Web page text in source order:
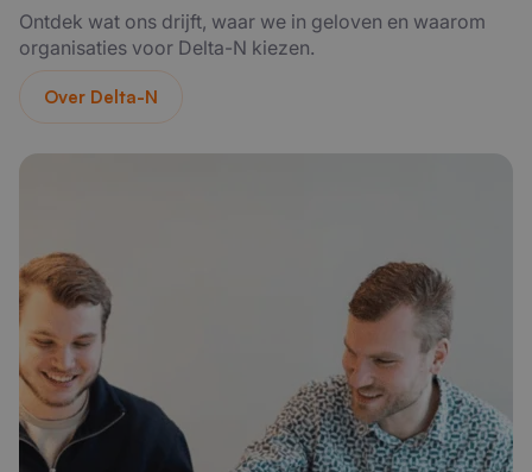
Ontdek wat ons drijft, waar we in geloven en waarom
organisaties voor Delta-N kiezen.
Over Delta-N